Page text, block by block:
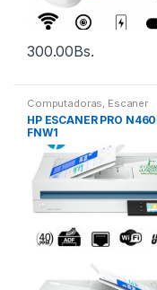
300.00Bs.
Computadoras, Escaner
HP ESCANER PRO
FNW1